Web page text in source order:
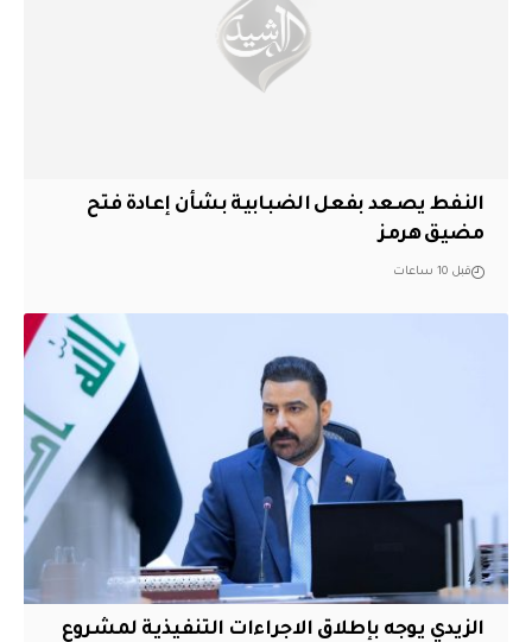
النفط يصعد بفعل الضبابية بشأن إعادة فتح
مضيق هرمز
قبل 10 ساعات
الزيدي يوجه بإطلاق الاجراءات التنفيذية لمشروع